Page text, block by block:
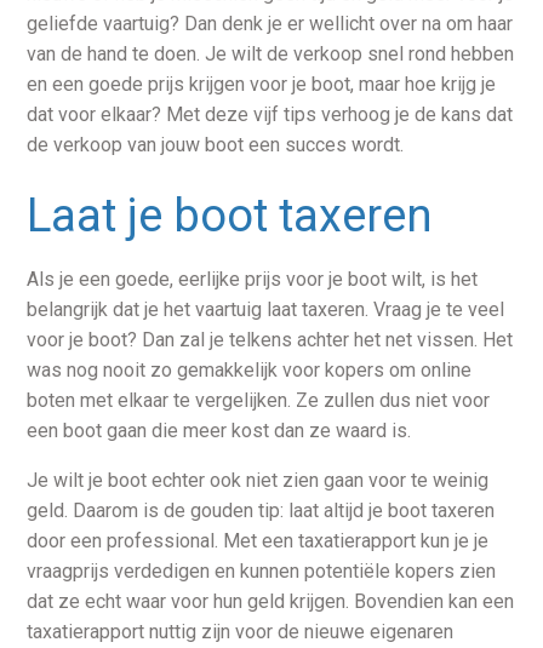
geliefde vaartuig? Dan denk je er wellicht over na om haar
van de hand te doen. Je wilt de verkoop snel rond hebben
en een goede prijs krijgen voor je boot, maar hoe krijg je
dat voor elkaar? Met deze vijf tips verhoog je de kans dat
de verkoop van jouw boot een succes wordt.
Laat je boot taxeren
Als je een goede, eerlijke prijs voor je boot wilt, is het
belangrijk dat je het vaartuig laat taxeren. Vraag je te veel
voor je boot? Dan zal je telkens achter het net vissen. Het
was nog nooit zo gemakkelijk voor kopers om online
boten met elkaar te vergelijken. Ze zullen dus niet voor
een boot gaan die meer kost dan ze waard is.
Je wilt je boot echter ook niet zien gaan voor te weinig
geld. Daarom is de gouden tip: laat altijd je boot taxeren
door een professional. Met een taxatierapport kun je je
vraagprijs verdedigen en kunnen potentiële kopers zien
dat ze echt waar voor hun geld krijgen. Bovendien kan een
taxatierapport nuttig zijn voor de nieuwe eigenaren